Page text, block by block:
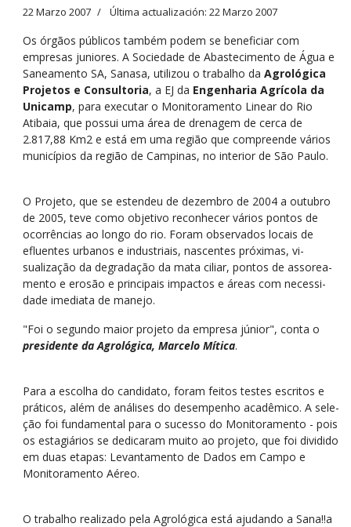
22 Marzo 2007 Última actualización: 22 Marzo 2007
Os órgãos públicos tam­bém podem se beneficiar com
empresas juniores. A Socieda­de de Abastecimento de Água e
Saneamento SA, Sanasa, uti­lizou o trabalho da Agrológica
Projetos e Consultoria, a EJ da Engenharia Agrícola da
Uni­camp, para executar o Monito­ramento Linear do Rio
Atibaia, que possui uma área de drena­gem de cerca de
2.817,88 Km2 e está em uma região que compreende vários
municí­pios da região de Campinas, no interior de São Paulo.
O Projeto, que se estendeu de dezembro de 2004 a outu­bro
de 2005, teve como objeti­vo reconhecer vários pontos de
ocorrências ao longo do rio. Foram observados locais de
efluentes urbanos e indus­triais, nascentes próximas, vi­
sualização da degradação da mata ciliar, pontos de assorea­
mento e erosão e principais impactos e áreas com necessi­
dade imediata de manejo.
"Foi o segundo maior projeto da empresa júnior", conta o
pre­sidente da Agrológica, Marce­lo Mítica.
Para a escolha do candidato, foram feitos testes escritos e
práti­cos, além de análises do de­sempenho acadêmico. A sele­
ção foi fundamental para o su­cesso do Monitoramento - pois
os estagiários se dedicaram muito ao projeto, que foi divi­dido
em duas etapas: Levanta­mento de Dados em Campo e
Monitoramento Aéreo.
O trabalho realizado pela Agrológica está ajudando a Sana!!a